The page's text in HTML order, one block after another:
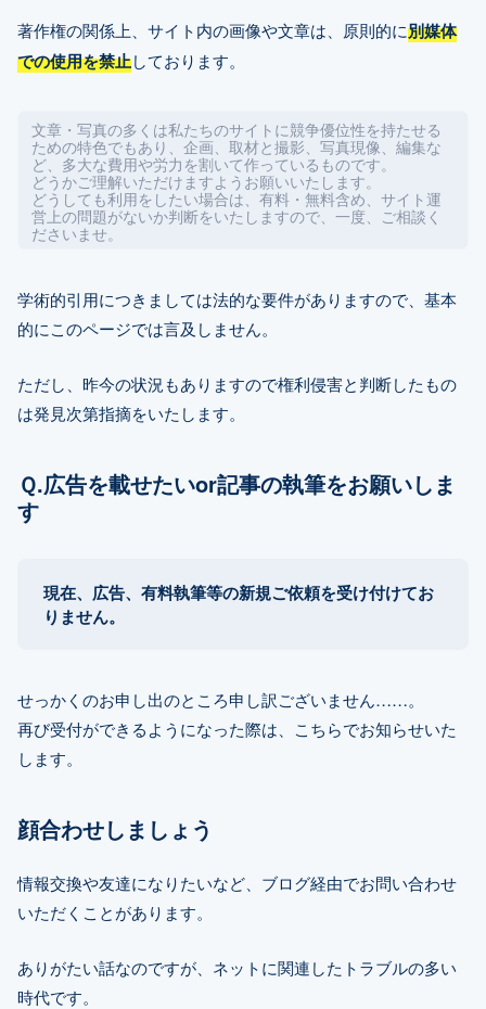
著作権の関係上、サイト内の画像や文章は、原則的に別媒体
での使用を禁止しております。
文章・写真の多くは私たちのサイトに競争優位性を持たせる
ための特色でもあり、企画、取材と撮影、写真現像、編集な
ど、多大な費用や労力を割いて作っているものです。
どうかご理解いただけますようお願いいたします。
どうしても利用をしたい場合は、有料・無料含め、サイト運
営上の問題がないか判断をいたしますので、一度、ご相談く
ださいませ。
学術的引用につきましては法的な要件がありますので、基本
的にこのページでは言及しません。
ただし、昨今の状況もありますので権利侵害と判断したもの
は発見次第指摘をいたします。
Ｑ.広告を載せたいor記事の執筆をお願いしま
す
現在、広告、有料執筆等の新規ご依頼を受け付けてお
りません。
せっかくのお申し出のところ申し訳ございません……。
再び受付ができるようになった際は、こちらでお知らせいた
します。
顔合わせしましょう
情報交換や友達になりたいなど、ブログ経由でお問い合わせ
いただくことがあります。
ありがたい話なのですが、ネットに関連したトラブルの多い
時代です。